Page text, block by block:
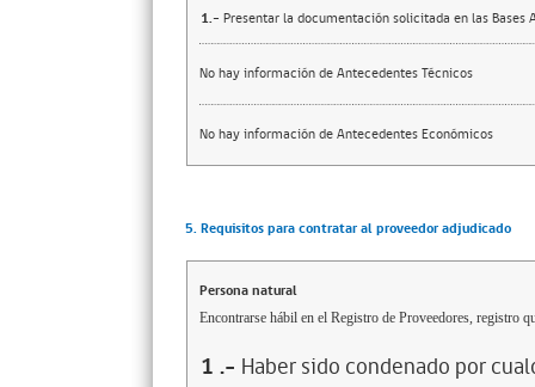
1.- Presentar la documentación solicitada en las Bases
No hay información de Antecedentes Técnicos
No hay información de Antecedentes Económicos
5. Requisitos para contratar al proveedor adjudicado
Persona natural
Encontrarse hábil en el Registro de Proveedores, registro
1 .- Haber sido condenado por